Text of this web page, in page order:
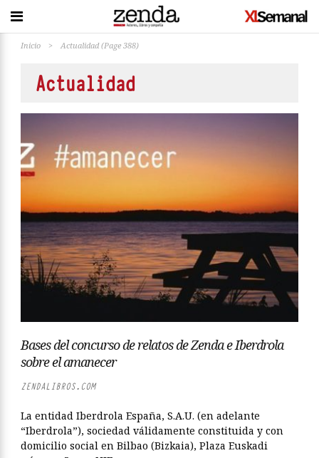
Inicio > Actualidad(Page 388)
Actualidad
Bases del concurso de relatos de Zenda e Iberdrola
sobre el amanecer
ZENDALIBROS.COM
La entidad Iberdrola España, S.A.U. (en adelante
“Iberdrola”), sociedad válidamente constituida y con
domicilio social en Bilbao (Bizkaia), Plaza Euskadi